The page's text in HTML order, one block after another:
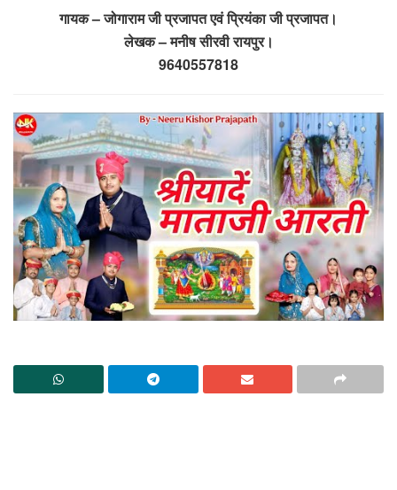
गायक – जोगाराम जी प्रजापत एवं प्रियंका जी प्रजापत।
लेखक – मनीष सीरवी रायपुर।
9640557818